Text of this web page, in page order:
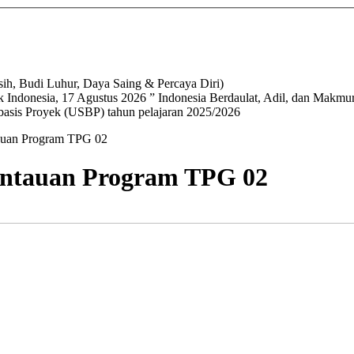
Budi Luhur, Daya Saing & Percaya Diri)
17 Agustus 2026 ” Indonesia Berdaulat, Adil, dan
Proyek (USBP) tahun pelajaran 2025/2026
Program TPG 02
Program TPG 02